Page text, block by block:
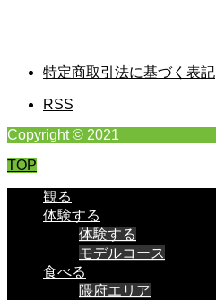
特定商取引法に基づく表記
RSS
Copyright © 2021
TOP
観る
体験する
体験する
モデルコース
食べる
隈府エリア